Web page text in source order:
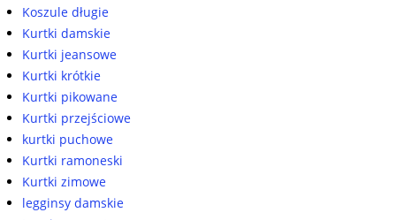
Koszule długie
Kurtki damskie
Kurtki jeansowe
Kurtki krótkie
Kurtki pikowane
Kurtki przejściowe
kurtki puchowe
Kurtki ramoneski
Kurtki zimowe
legginsy damskie